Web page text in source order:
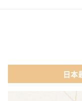
02 ファッション小物
04 メイクアップ
05 入浴剤・バスケア
03 【名入れギフト】
ールドパッケージ］
日本